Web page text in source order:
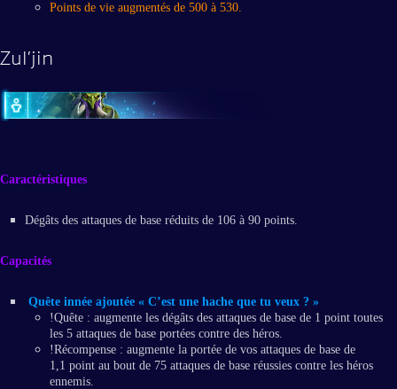
Points de vie augmentés de 500 à 530.
Zul’jin
Caractéristiques
Dégâts des attaques de base réduits de 106 à 90 points.
Capacités
Quête innée ajoutée « C’est une hache que tu veux ? »
!Quête : augmente les dégâts des attaques de base de 1 point toutes
les 5 attaques de base portées contre des héros.
!Récompense : augmente la portée de vos attaques de base de
1,1 point au bout de 75 attaques de base réussies contre les héros
ennemis.